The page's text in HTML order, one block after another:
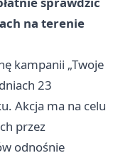
na terenie
kampanii „Twoje
23
Akcja ma na celu
przez
odnośnie